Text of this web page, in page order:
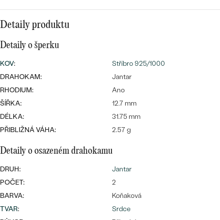
Nejprodávanější
snubní prsteny
PROHLÉDNOUT
DRAHOKAM
DLE MATERIÁLU
PLATINA
S DRAHOKAMY
S LAB-GROWN DIAMANTY
PERSONALIZOVANÉ
MINIMALISTICKÉ
PODLE BARVY
Nejprodávanější
CENOVĚ DOSTUPNÉ
LUXUSNÍ
LUXUSNÍ
Detaily produktu
Detaily o šperku
KOV:
Stříbro 925/1000
DRAHOKAM:
Jantar
RHODIUM:
Ano
ŠÍŘKA:
12.7 mm
DÉLKA:
31.75 mm
PŘIBLIŽNÁ VÁHA:
2.57 g
Detaily o osazeném drahokamu
DRUH:
Jantar
POČET:
2
BARVA:
Koňaková
TVAR:
Srdce